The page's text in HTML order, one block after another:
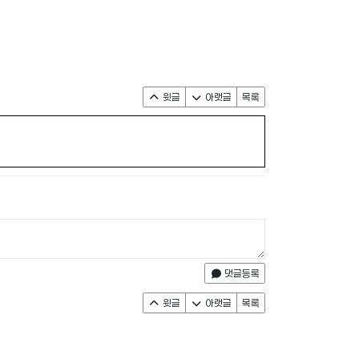
윗글 아랫글 목록
댓글등록
윗글 아랫글 목록